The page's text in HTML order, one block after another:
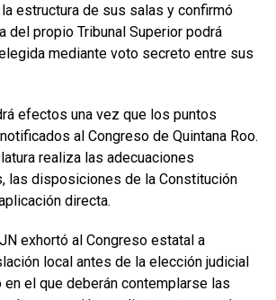
estructura de sus salas y confirmó
del propio Tribunal Superior podrá
mediante voto secreto entre sus
efectos una vez que los puntos
al Congreso de Quintana Roo.
realiza las adecuaciones
las disposiciones de la Constitución
directa.
exhortó al Congreso estatal a
local antes de la elección judicial
el que deberán contemplarse las